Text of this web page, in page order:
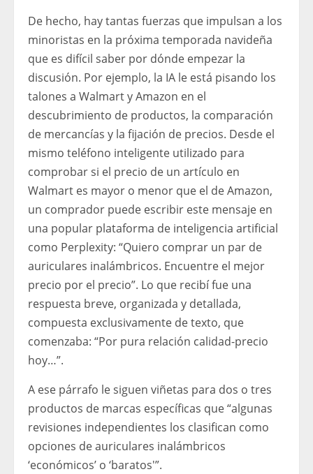
De hecho, hay tantas fuerzas que impulsan a los
minoristas en la próxima temporada navideña
que es difícil saber por dónde empezar la
discusión. Por ejemplo, la IA le está pisando los
talones a Walmart y Amazon en el
descubrimiento de productos, la comparación
de mercancías y la fijación de precios. Desde el
mismo teléfono inteligente utilizado para
comprobar si el precio de un artículo en
Walmart es mayor o menor que el de Amazon,
un comprador puede escribir este mensaje en
una popular plataforma de inteligencia artificial
como Perplexity: “Quiero comprar un par de
auriculares inalámbricos. Encuentre el mejor
precio por el precio”. Lo que recibí fue una
respuesta breve, organizada y detallada,
compuesta exclusivamente de texto, que
comenzaba: “Por pura relación calidad-precio
hoy…”.
A ese párrafo le siguen viñetas para dos o tres
productos de marcas específicas que “algunas
revisiones independientes los clasifican como
opciones de auriculares inalámbricos
‘económicos’ o ‘baratos'”.